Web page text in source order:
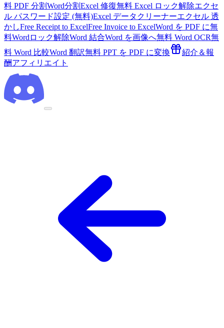
料 PDF 分割Word分割Excel 修復無料 Excel ロック解除エクセ
ル パスワード設定 (無料)Excel データクリーナーエクセル 透
かしFree Receipt to ExcelFree Invoice to ExcelWord を PDF に無
料Wordロック解除Word 結合Word を画像へ無料 Word OCR無
料 Word 比較Word 翻訳無料 PPT を PDF に変換
紹介＆報
酬アフィリエイト